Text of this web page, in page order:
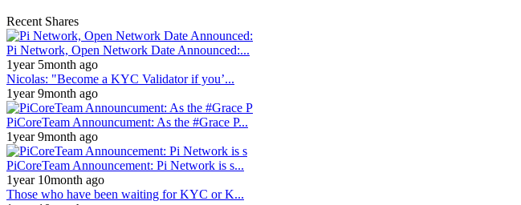
Recent Shares
Pi Network, Open Network Date Announced:...
1year 5month ago
Nicolas: "Become a KYC Validator if you’...
1year 9month ago
PiCoreTeam Announcument: As the #Grace P...
1year 9month ago
PiCoreTeam Announcement: Pi Network is s...
1year 10month ago
Those who have been waiting for KYC or K...